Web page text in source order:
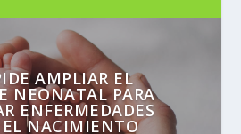
AMPLIAR EL
NEONATAL PARA
ENFERMEDADES
EL NACIMIENTO